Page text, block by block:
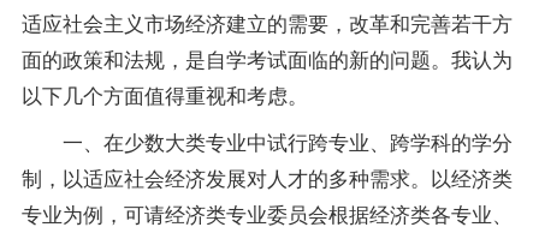
适应社会主义市场经济建立的需要，改革和完善若干方
面的政策和法规，是自学考试面临的新的问题。我认为
以下几个方面值得重视和考虑。
一、在少数大类专业中试行跨专业、跨学科的学分
制，以适应社会经济发展对人才的多种需求。以经济类
专业为例，可请经济类专业委员会根据经济类各专业、